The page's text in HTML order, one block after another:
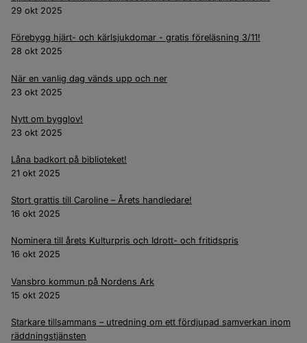
29 okt 2025
Förebygg hjärt- och kärlsjukdomar - gratis föreläsning 3/11!
28 okt 2025
När en vanlig dag vänds upp och ner
23 okt 2025
Nytt om bygglov!
23 okt 2025
Låna badkort på biblioteket!
21 okt 2025
Stort grattis till Caroline – Årets handledare!
16 okt 2025
Nominera till årets Kulturpris och Idrott- och fritidspris
16 okt 2025
Vansbro kommun på Nordens Ark
15 okt 2025
Starkare tillsammans – utredning om ett fördjupad samverkan inom
räddningstjänsten